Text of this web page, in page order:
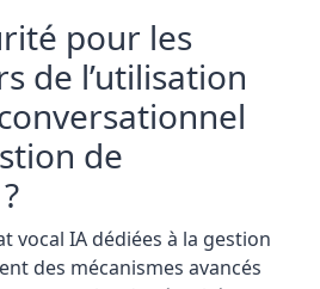
pour les
de l’utilisation
de
vocal IA dédiées à la gestion
des mécanismes avancés